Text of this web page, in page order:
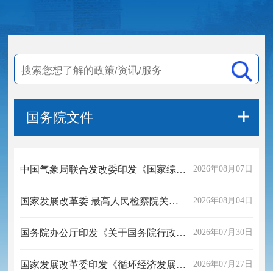
国务院文件
2026年08月07日
中国气象局联合发改委印发《国家综合气象观测系统建设“十五五”规划》
2026年08月04日
国家发展改革委 最高人民检察院关于印发 贯彻实施民营经济促进法典型案例 （第二批）的通知
2026年07月30日
国务院办公厅印发《关于国务院行政复议案件处理程序的若干规定》的通知
2026年07月27日
国家发展改革委印发《循环经济发展“十五五”规划》